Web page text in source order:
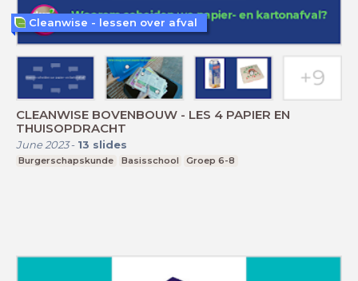
CLEANWISE BOVENBOUW - LES 4 PAPIER EN
THUISOPDRACHT
June 2023- 13 slides
Burgerschapskunde Basisschool Groep 6-8
Cleanwise - lessen over afval